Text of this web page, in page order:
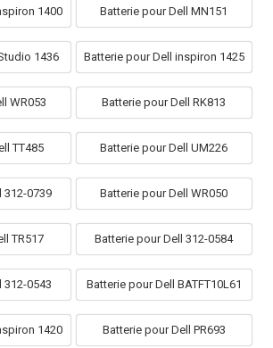
1400 Batterie pour Dell MN151
1436 Batterie pour Dell inspiron 1425
WR053 Batterie pour Dell RK813
TT485 Batterie pour Dell UM226
312-0739 Batterie pour Dell WR050
TR517 Batterie pour Dell 312-0584
312-0543 Batterie pour Dell BATFT10L61
1420 Batterie pour Dell PR693